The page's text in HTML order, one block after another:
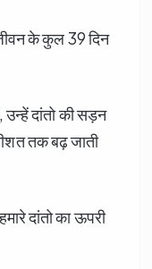
के कुल 39 दिन
दांतो की सड़न
तक बढ़ जाती
दांतो का ऊपरी